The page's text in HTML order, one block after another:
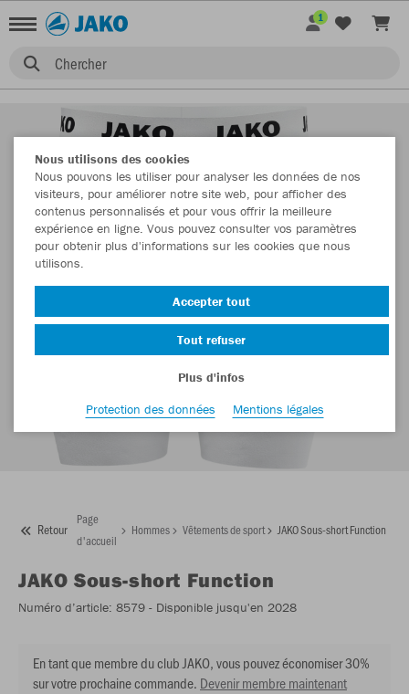
Chercher
1
Retour
Page
d'accueil
Hommes Vêtements de sport JAKO Sous-short Function
JAKO Sous-short Function
Numéro d’article: 8579 - Disponible jusqu'en 2028
En tant que membre du club JAKO, vous pouvez économiser 30%
sur votre prochaine commande. Devenir membre maintenant
Nous utilisons des cookies
Nous pouvons les utiliser pour analyser les données de nos
visiteurs, pour améliorer notre site web, pour afficher des
contenus personnalisés et pour vous offrir la meilleure
expérience en ligne. Vous pouvez consulter vos paramètres
pour obtenir plus d'informations sur les cookies que nous
utilisons.
Accepter tout
Tout refuser
Plus d'infos
Protection des données
Mentions légales